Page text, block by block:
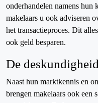
onderhandelen namens hun
makelaars u ook adviseren
het transactieproces. Dit
ook geld besparen.
De
Naast hun marktkennis en
brengen makelaars ook een